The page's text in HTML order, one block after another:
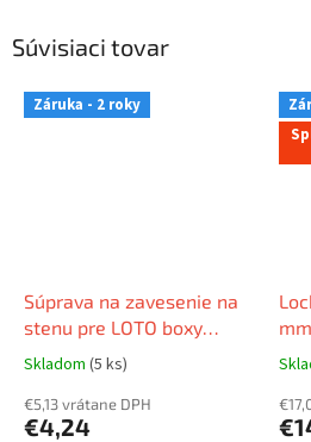
Súvisiaci tovar
Záruka - 2 roky
Súprava na zavesenie na
stenu pre LOTO boxy
LK01/LK02
Skladom (5 ks)
€5,13 vrátane DPH
€4,24
EN